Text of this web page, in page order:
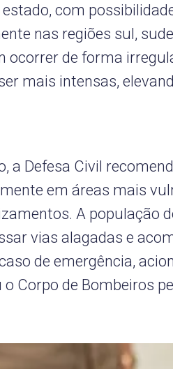
com
nas regiões sul,
ocorrer de forma
mais intensas,
a Defesa Civil
em áreas mais
A população
vias alagadas e
de emergência,
Corpo de Bombeiros